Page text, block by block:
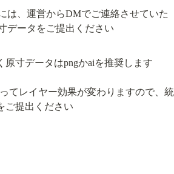
は、運営からDMでご連絡させていた
原寸データはpngかaiを推奨します
てレイヤー効果が変わりますので、統
ご提出ください